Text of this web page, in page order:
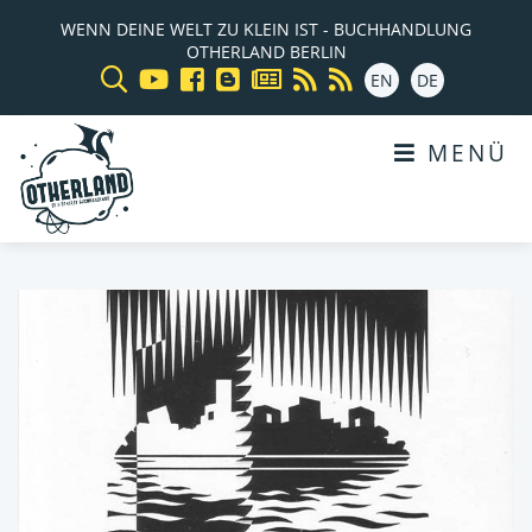
WENN DEINE WELT ZU KLEIN IST - BUCHHANDLUNG
OTHERLAND BERLIN
EN
DE
MENÜ